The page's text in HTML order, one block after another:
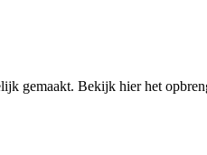
gemaakt. Bekijk hier het